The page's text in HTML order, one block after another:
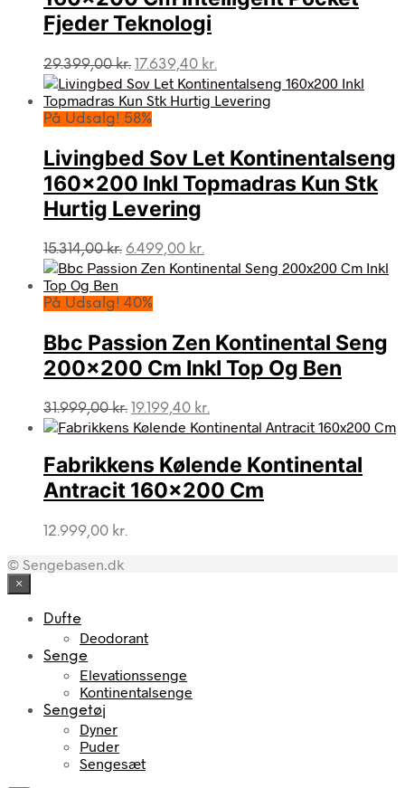
Fjeder Teknologi
29.399,00kr. Den
oprindelige
pris
var:
17.639,40 kr.
aktuelle
pris
På Udsalg! 58%
Livingbed Sov Let Kontinentalseng
160×200 Inkl Topmadras Kun Stk
Hurtig Levering
15.314,00kr. Den
oprindelige
var:
6.499,00 kr.
aktuelle
På Udsalg! 40%
Bbc Passion Zen Kontinental Seng
200×200 Cm Inkl Top Og Ben
31.999,00kr. Den
oprindelige
var:
31.999,00 kr..
19.199,40 kr.
aktuelle
er:
19.199,40 kr..
Fabrikkens Kølende Kontinental
Antracit 160×200 Cm
12.999,00 kr.
© Sengebasen.dk
×
Dufte
Deodorant
Senge
Elevationssenge
Kontinentalsenge
Sengetøj
Dyner
Puder
Sengesæt